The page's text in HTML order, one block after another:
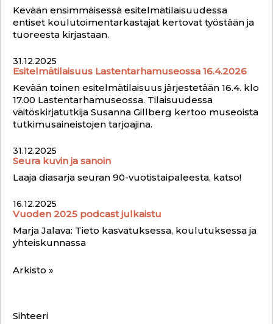
Kevään ensimmäisessä esitelmätilaisuudessa
entiset koulutoimentarkastajat kertovat työstään ja
tuoreesta kirjastaan.
31.12.2025
Esitelmätilaisuus Lastentarhamuseossa 16.4.2026
Kevään toinen esitelmätilaisuus järjestetään 16.4. klo
17.00 Lastentarhamuseossa. Tilaisuudessa
väitöskirjatutkija Susanna Gillberg kertoo museoista
tutkimusaineistojen tarjoajina.
31.12.2025
Seura kuvin ja sanoin
Laaja diasarja seuran 90-vuotistaipaleesta, katso!
16.12.2025
Vuoden 2025 podcast julkaistu
Marja Jalava: Tieto kasvatuksessa, koulutuksessa ja
yhteiskunnassa
Arkisto »
Sihteeri